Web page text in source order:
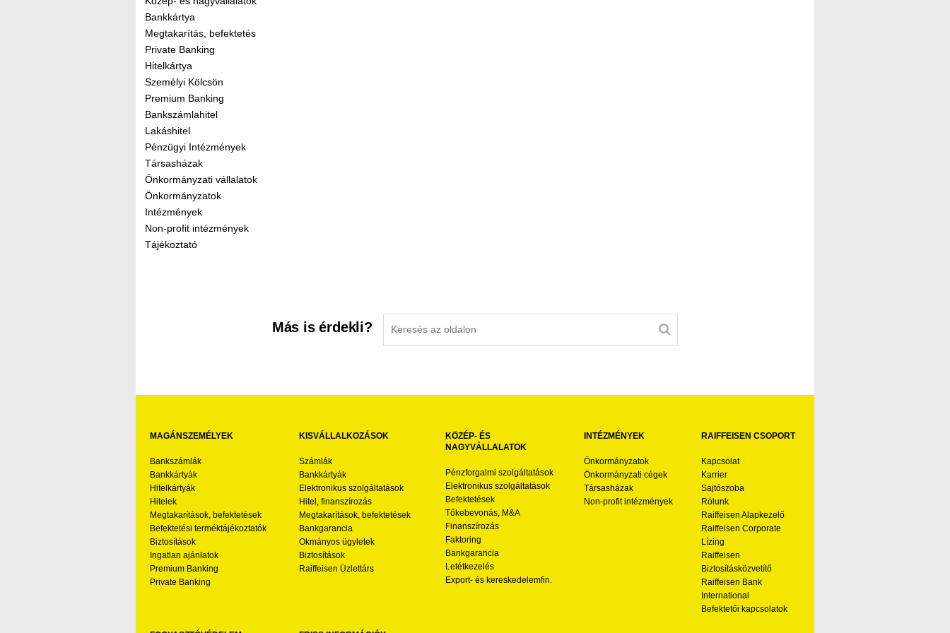
Bankkártya
Megtakarítás, befektetés
Private Banking
Hitelkártya
Személyi Kölcsön
Premium Banking
Bankszámlahitel
Lakáshitel
Pénzügyi Intézmények
Társasházak
Önkormányzati vállalatok
Önkormányzatok
Intézmények
Non-profit intézmények
Tájékoztató
Más is érdekli?
MAGÁNSZEMÉLYEK
Bankszámlák
Bankkártyák
Hitelkártyák
Hitelek
Megtakarítások, befektetések
Befektetési terméktájékoztatók
Biztosítások
Ingatlan ajánlatok
Premium Banking
Private Banking
KISVÁLLALKOZÁSOK
Számlák
Bankkártyák
Elektronikus szolgáltatások
Hitel, finanszírozás
Megtakarítások, befektetések
Bankgarancia
Okmányos ügyletek
Biztosítások
Raiffeisen Üzlettárs
KÖZÉP- ÉS
NAGYVÁLLALATOK
Pénzforgalmi szolgáltatások
Elektronikus szolgáltatások
Befektetések
Tőkebevonás, M&A
Finanszírozás
Faktoring
Bankgarancia
Letétkezelés
Export- és kereskedelemfin.
INTÉZMÉNYEK
Önkormányzatok
Önkormányzati cégek
Társasházak
Non-profit intézmények
RAIFFEISEN CSOPORT
Kapcsolat
Karrier
Sajtószoba
Rólunk
Raiffeisen Alapkezelő
Raiffeisen Corporate
Lízing
Raiffeisen
Biztosításközvetítő
Raiffeisen Bank
International
Befektetői kapcsolatok